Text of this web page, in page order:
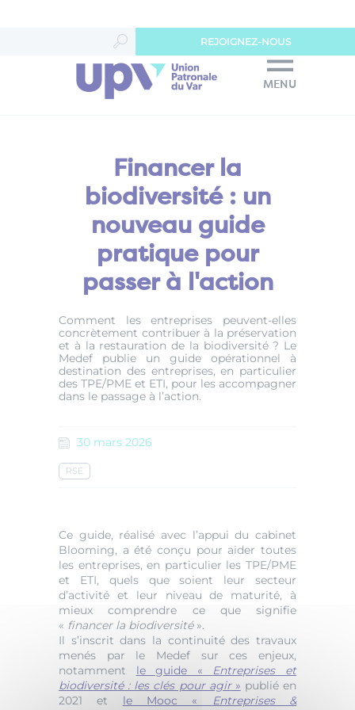
MENU
REJOIGNEZ-NOUS
Financer la
biodiversité : un
nouveau guide
pratique pour
passer à l'action
Comment les entreprises peuvent-elles
concrètement contribuer à la préservation
et à la restauration de la biodiversité ? Le
Medef publie un guide opérationnel à
destination des entreprises, en particulier
des TPE/PME et ETI, pour les accompagner
dans le passage à l’action.
30 mars 2026
RSE
Ce guide, réalisé avec l’appui du cabinet
Blooming, a été conçu pour aider toutes
les entreprises, en particulier les TPE/PME
et ETI, quels que soient leur secteur
d’activité et leur niveau de maturité, à
mieux comprendre ce que signifie
« financer la biodiversité».
Il s’inscrit dans la continuité des travaux
menés par le Medef sur ces enjeux,
notamment le guide « Entreprises et
biodiversité : les clés pour agir» publié en
2021 et le Mooc « Entreprises &